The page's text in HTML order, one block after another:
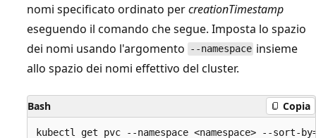
nomi specificato ordinato percreationTimestamp
eseguendo il comando che segue. Imposta lo spazio
dei nomi usando l'argomento
--namespace insieme
allo spazio dei nomi effettivo del cluster.
Bash Copia